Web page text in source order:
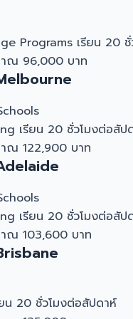
Programs เรียน 20
าณ 96,000 บาท
เรียน 20 ชั่วโมงต่อสัป
าณ 122,900 บาท
เรียน 20 ชั่วโมงต่อสัป
าณ 103,600 บาท
20 ชั่วโมงต่อสัปดาห์